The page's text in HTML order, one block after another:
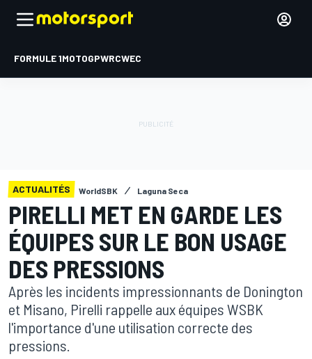
FORMULE 1MOTOGPWRCWEC
ACTUALITÉS WorldSBK Laguna Seca
PIRELLI MET EN GARDE LES
ÉQUIPES SUR LE BON USAGE
DES PRESSIONS
Après les incidents impressionnants de Donington
et Misano, Pirelli rappelle aux équipes WSBK
l'importance d'une utilisation correcte des
pressions.